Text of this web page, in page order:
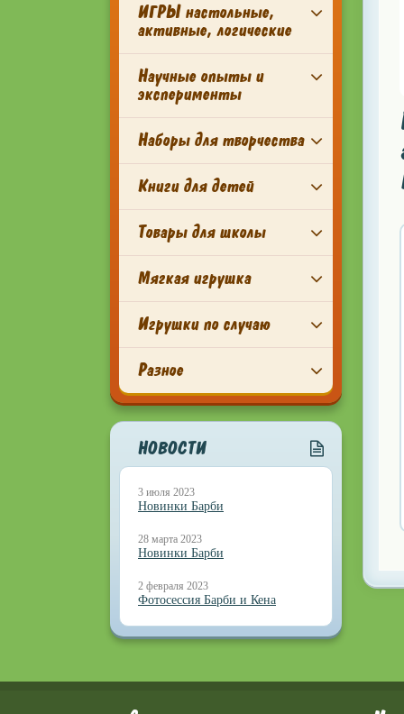
ИГРЫ настольные,
активные, логические
Научные опыты и
эксперименты
Наборы для творчества
Книги для детей
Товары для школы
Мягкая игрушка
Игрушки по случаю
Разное
НОВОСТИ
3 июля 2023
Новинки Барби
28 марта 2023
Новинки Барби
2 февраля 2023
Фотосессия Барби и Кена